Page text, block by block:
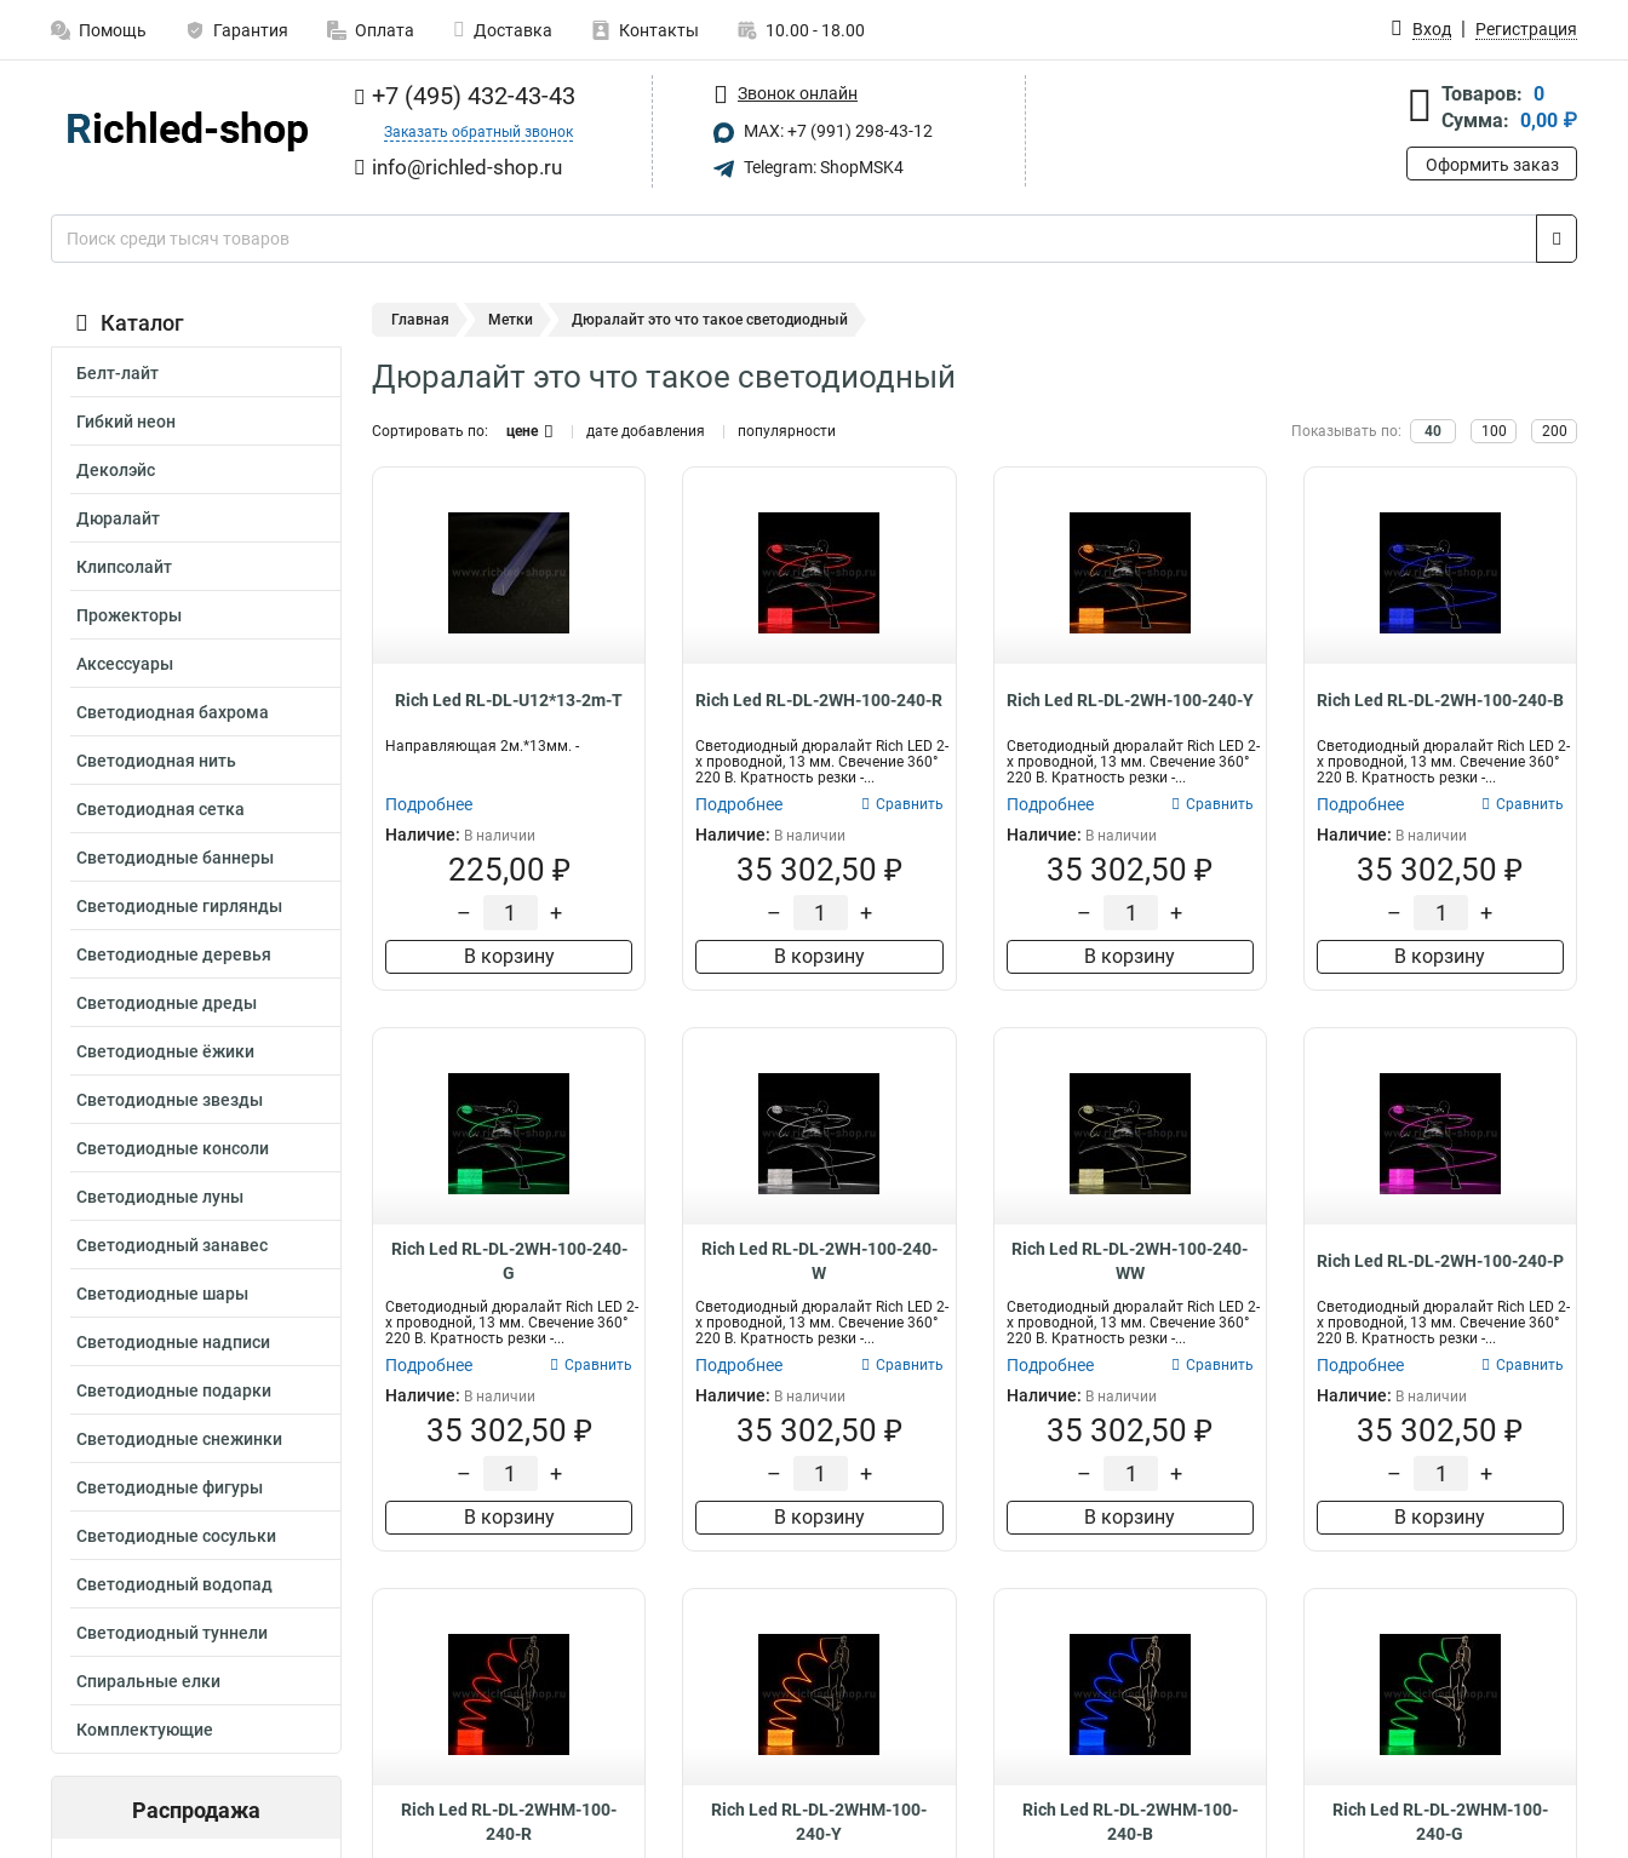
Помощь Гарантия Оплата Доставка Контакты 10.00 - 18.00 Вход Регистрация
+7 (495) 432-43-43
Заказать обратный звонок
info@richled-shop.ru
Звонок онлайн
MAX: +7 (991) 298-43-12
Telegram: ShopMSK4
Товаров: 0
Сумма: 0,00 ₽
Оформить заказ
Каталог
Белт-лайт
Гибкий неон
Деколэйс
Дюралайт
Клипсолайт
Прожекторы
Аксессуары
Светодиодная бахрома
Светодиодная нить
Светодиодная сетка
Светодиодные баннеры
Светодиодные гирлянды
Светодиодные деревья
Светодиодные дреды
Светодиодные ёжики
Светодиодные звезды
Светодиодные консоли
Светодиодные луны
Светодиодный занавес
Светодиодные шары
Светодиодные надписи
Светодиодные подарки
Светодиодные снежинки
Светодиодные фигуры
Светодиодные сосульки
Светодиодный водопад
Светодиодный туннели
Спиральные елки
Комплектующие
Распродажа
Главная Метки Дюралайт это что такое светодиодный
Дюралайт это что такое светодиодный
Сортировать по: цене дате добавления популярности Показывать по: 40 100 200
Rich Led RL-DL-U12*13-2m-T
Направляющая 2м.*13мм. -
Подробнее
Наличие: В наличии
225,00 ₽
– +
В корзину
Rich Led RL-DL-2WH-100-240-R
Светодиодный дюралайт Rich LED 2-
х проводной, 13 мм. Свечение 360°
220 В. Кратность резки -...
Подробнее Сравнить
Наличие: В наличии
35 302,50 ₽
– +
В корзину
Rich Led RL-DL-2WH-100-240-Y
Светодиодный дюралайт Rich LED 2-
х проводной, 13 мм. Свечение 360°
220 В. Кратность резки -...
Подробнее Сравнить
Наличие: В наличии
35 302,50 ₽
– +
В корзину
Rich Led RL-DL-2WH-100-240-B
Светодиодный дюралайт Rich LED 2-
х проводной, 13 мм. Свечение 360°
220 В. Кратность резки -...
Подробнее Сравнить
Наличие: В наличии
35 302,50 ₽
– +
В корзину
Rich Led RL-DL-2WH-100-240-
G
Светодиодный дюралайт Rich LED 2-
х проводной, 13 мм. Свечение 360°
220 В. Кратность резки -...
Подробнее Сравнить
Наличие: В наличии
35 302,50 ₽
– +
В корзину
Rich Led RL-DL-2WH-100-240-
W
Светодиодный дюралайт Rich LED 2-
х проводной, 13 мм. Свечение 360°
220 В. Кратность резки -...
Подробнее Сравнить
Наличие: В наличии
35 302,50 ₽
– +
В корзину
Rich Led RL-DL-2WH-100-240-
WW
Светодиодный дюралайт Rich LED 2-
х проводной, 13 мм. Свечение 360°
220 В. Кратность резки -...
Подробнее Сравнить
Наличие: В наличии
35 302,50 ₽
– +
В корзину
Rich Led RL-DL-2WH-100-240-P
Светодиодный дюралайт Rich LED 2-
х проводной, 13 мм. Свечение 360°
220 В. Кратность резки -...
Подробнее Сравнить
Наличие: В наличии
35 302,50 ₽
– +
В корзину
Rich Led RL-DL-2WHM-100-
240-R
Rich Led RL-DL-2WHM-100-
240-Y
Rich Led RL-DL-2WHM-100-
240-B
Rich Led RL-DL-2WHM-100-
240-G